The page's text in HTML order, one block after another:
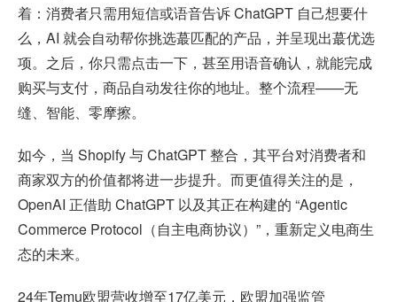
着：消费者只需用短信或语音告诉 ChatGPT 自己想要什
么，AI 就会自动帮你挑选蕞匹配的产品，并呈现出蕞优选
项。之后，你只需点击一下，甚至用语音确认，就能完成
购买与支付，商品自动发往你的地址。整个流程——无
缝、智能、零摩擦。
如今，当 Shopify 与 ChatGPT 整合，其平台对消费者和
商家双方的价值都将进一步提升。而更值得关注的是，
OpenAI 正借助 ChatGPT 以及其正在构建的 “Agentic
Commerce Protocol（自主电商协议）”，重新定义电商生
态的未来。
24年Temu欧盟营收增至17亿美元，欧盟加强监管